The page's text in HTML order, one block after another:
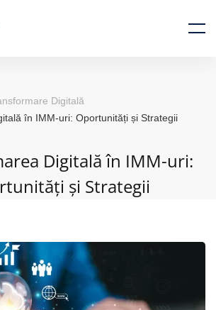
Digitală
în IMM-uri: Oportunități și Strategii
Digitală în IMM-uri:
și Strategii